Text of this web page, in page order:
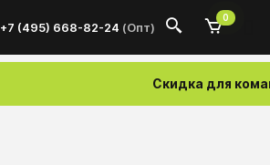
+7 (495) 668-82-24 (Опт)
0
Скидка для